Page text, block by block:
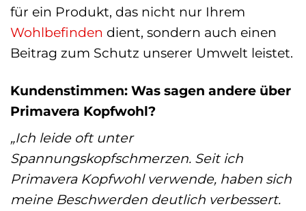
für ein Produkt, das nicht nur Ihrem
Wohlbefinden dient, sondern auch einen
Beitrag zum Schutz unserer Umwelt leistet.
Kundenstimmen: Was sagen andere über
Primavera Kopfwohl?
„Ich leide oft unter
Spannungskopfschmerzen. Seit ich
Primavera Kopfwohl verwende, haben sich
meine Beschwerden deutlich verbessert.